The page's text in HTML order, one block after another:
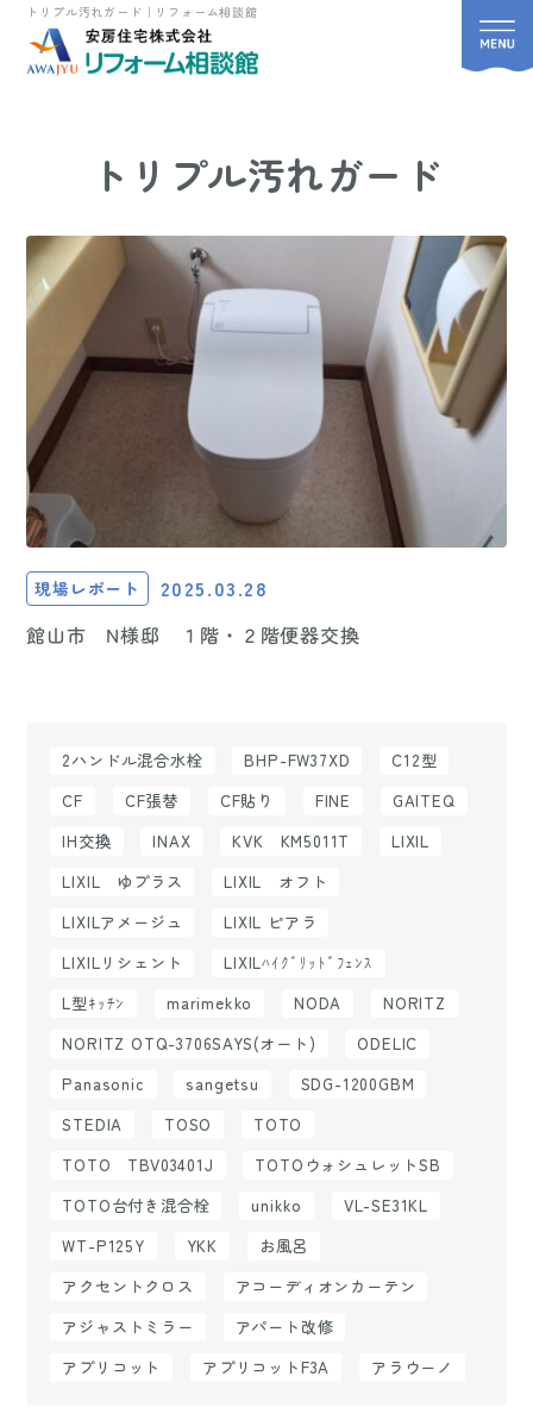
トリプル汚れガード｜リフォーム相談館
トリプル汚れガード
現場レポート 2025.03.28
館山市 N様邸 １階・２階便器交換
2ハンドル混合水栓 BHP-FW37XD
C12型
CF
CF張替 CF貼り FINE
GAITEQ
IH交換
INAX KVK KM5011T
LIXIL
LIXIL ゆプラス
LIXIL オフト
LIXILアメージュ
LIXIL ピアラ
LIXILリシェント
LIXILﾊｲｸﾞﾘｯﾄﾞﾌｪﾝｽ
L型ｷｯﾁﾝ
marimekko NODA
NORITZ
NORITZ OTQ-3706SAYS(オート)
ODELIC
Panasonic
sangetsu
SDG-1200GBM
STEDIA
TOSO
TOTO
TOTO TBV03401J
TOTOウォシュレットSB
TOTO台付き混合栓
unikko
VL-SE31KL
WT-P125Y
YKK
お風呂
アクセントクロス
アコーディオンカーテン
アジャストミラー
アパート改修
アプリコット
アプリコットF3A アラウーノ